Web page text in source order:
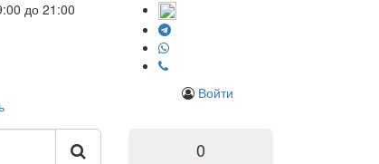
до 21:00
Войти
0